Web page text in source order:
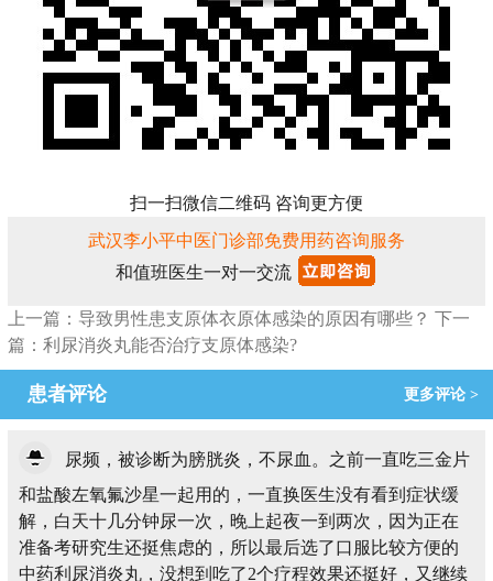
扫一扫微信二维码 咨询更方便
武汉李小平中医门诊部免费用药咨询服务
和值班医生一对一交流
上一篇：导致男性患支原体衣原体感染的原因有哪些？ 下一
篇：利尿消炎丸能否治疗支原体感染?
患者评论 更多评论 >
尿频，被诊断为膀胱炎，不尿血。之前一直吃三金片
和盐酸左氧氟沙星一起用的，一直换医生没有看到症状缓
解，白天十几分钟尿一次，晚上起夜一到两次，因为正在
准备考研究生还挺焦虑的，所以最后选了口服比较方便的
中药利尿消炎丸，没想到吃了2个疗程效果还挺好，又继续